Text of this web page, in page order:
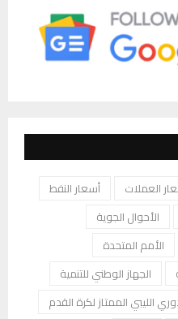
العملات
أسعار النفط
الأحوال الجوية
الأمم المتحدة
الجهاز الوطني للتنمية
الليبي الممتاز لكرة القدم